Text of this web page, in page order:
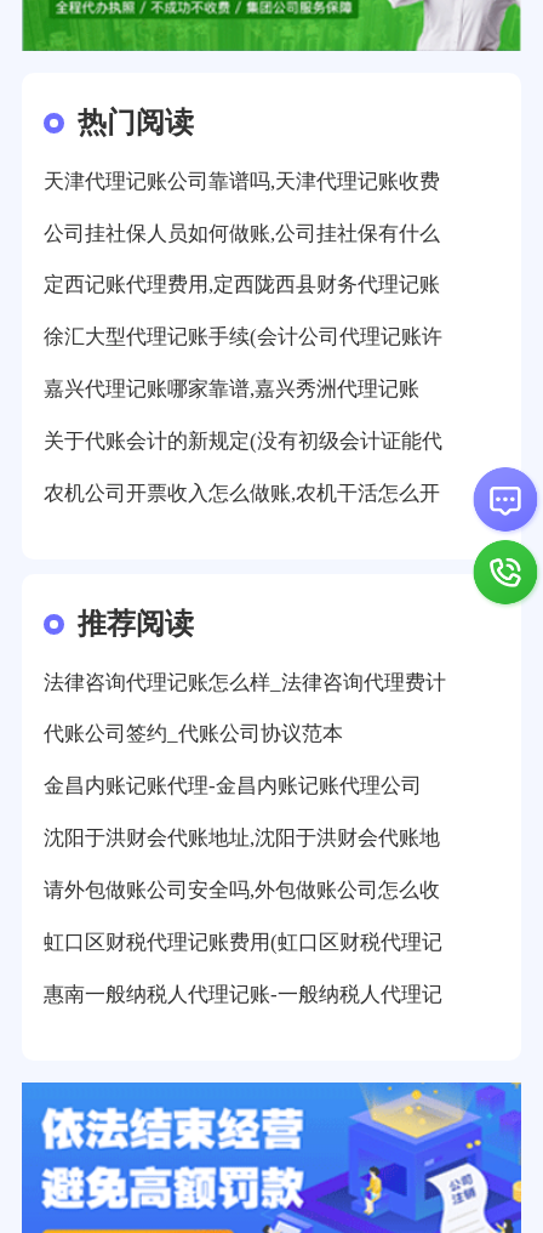
热门阅读
天津代理记账公司靠谱吗,天津代理记账收费
公司挂社保人员如何做账,公司挂社保有什么
定西记账代理费用,定西陇西县财务代理记账
徐汇大型代理记账手续(会计公司代理记账许
嘉兴代理记账哪家靠谱,嘉兴秀洲代理记账
关于代账会计的新规定(没有初级会计证能代
农机公司开票收入怎么做账,农机干活怎么开
推荐阅读
法律咨询代理记账怎么样_法律咨询代理费计
代账公司签约_代账公司协议范本
金昌内账记账代理-金昌内账记账代理公司
沈阳于洪财会代账地址,沈阳于洪财会代账地
请外包做账公司安全吗,外包做账公司怎么收
虹口区财税代理记账费用(虹口区财税代理记
惠南一般纳税人代理记账-一般纳税人代理记